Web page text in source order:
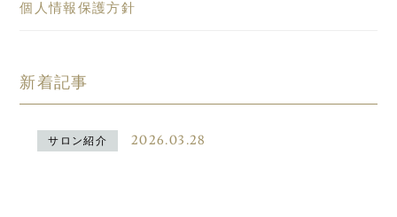
個人情報保護方針
新着記事
サロン紹介 2026.03.28